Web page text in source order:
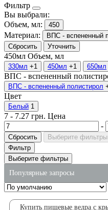
Фильтр
Вы выбрали:
Объем, мл:
450
Материал:
ВПС - вспененный
Сбросить
Уточнить
450мл Объем, мл
330мл +1 450мл +1 650мл
ВПС - вспененный
ВПС - вспененный полистирол
Цвет
Белый 1
7 - 7.27 грн. Цена
-
Сбросить
Выберите фильтры
Фильтр
Выберите фильтры
Популярные запросы
средство для чистки
Купить пищевые ведра с